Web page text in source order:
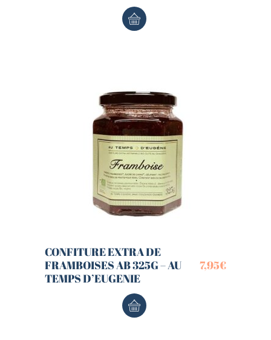
CONFITURE EXTRA DE
FRAMBOISES AB 325G – AU
TEMPS D’EUGENIE
7,95€